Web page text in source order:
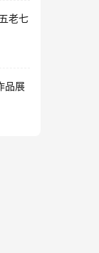
老七
品展